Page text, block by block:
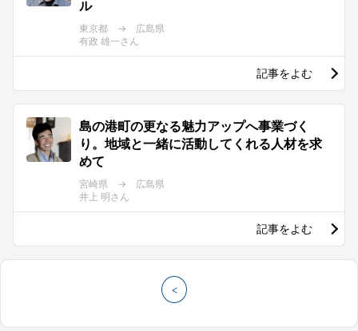
ル
東京都 → 広島県
有政 雄一さん
記事をよむ
島の港町の更なる魅力アップへ事業づく
り。地域と一緒に活動してくれる人材を求
めて
宮崎県 → 広島県
井上 明さん
記事をよむ
<